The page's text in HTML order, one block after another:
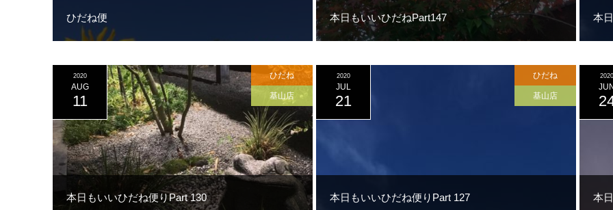
ひだね便 本日もいいひだねPart147 本
本日もいいひだね便りPart 130
2020
AUG
11
ひだね
基山店
本日もいいひだね便りPart 127
2020
JUL
21
ひだね
基山店
本
2020